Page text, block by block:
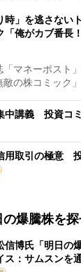
時」を逃さな
「俺がカブ番長
マネーポスト
の株コミック
中講義 投資コ
用取引の極意
爆騰株を探
信博氏「明日の
ス：サムスンを